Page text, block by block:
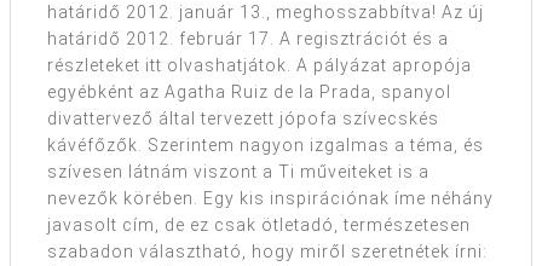
határidő 2012. január 13., meghosszabbítva! Az új
határidő 2012. február 17. A regisztrációt és a
részleteket itt olvashatjátok. A pályázat apropója
egyébként az Agatha Ruiz de la Prada, spanyol
divattervező által tervezett jópofa szívecskés
kávéfőzők. Szerintem nagyon izgalmas a téma, és
szívesen látnám viszont a Ti műveiteket is a
nevezők körében. Egy kis inspirációnak íme néhány
javasolt cím, de ez csak ötletadó, természetesen
szabadon választható, hogy miről szeretnétek írni: